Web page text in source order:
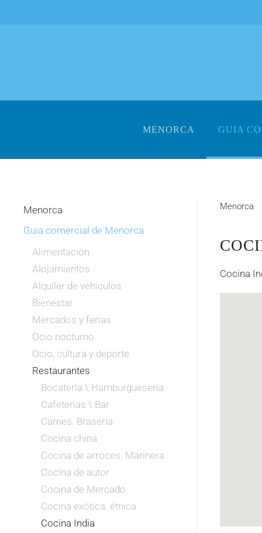
MENORCA GUIA
Menorca
Cocina
Menorca
Guia comercial de Menorca
Alimentación
Alojamientos
Alquiler de vehículos
Bienestar
Mercados y ferias
Ocio nocturno
Ocio, cultura y deporte
Restaurantes
Bocatería \ Hamburguesería
Cafeterías \ Bar
Carnes. Brasería
Cocina china
Cocina de arroces. Marinera
Cocina de autor
Cocina de Mercado
Cocina exótica. étnica
Cocina India